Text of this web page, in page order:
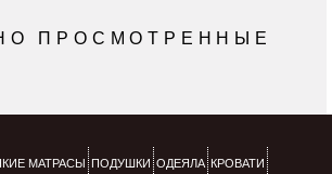
ПРОСМОТРЕННЫЕ
МАТРАСЫ ПОДУШКИ ОДЕЯЛА КРОВАТИ